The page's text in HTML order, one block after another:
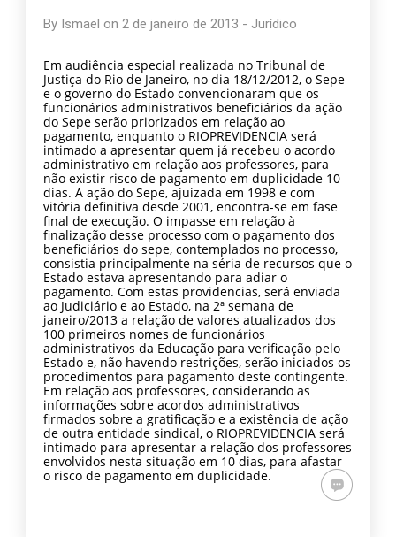
By Ismael on2 de janeiro de 2013 - Jurídico
Em audiência especial realizada no Tribunal de
Justiça do Rio de Janeiro, no dia 18/12/2012, o Sepe
e o governo do Estado convencionaram que os
funcionários administrativos beneficiários da ação
do Sepe serão priorizados em relação ao
pagamento, enquanto o RIOPREVIDENCIA será
intimado a apresentar quem já recebeu o acordo
administrativo em relação aos professores, para
não existir risco de pagamento em duplicidade 10
dias. A ação do Sepe, ajuizada em 1998 e com
vitória definitiva desde 2001, encontra-se em fase
final de execução. O impasse em relação à
finalização desse processo com o pagamento dos
beneficiários do sepe, contemplados no processo,
consistia principalmente na séria de recursos que o
Estado estava apresentando para adiar o
pagamento. Com estas providencias, será enviada
ao Judiciário e ao Estado, na 2ª semana de
janeiro/2013 a relação de valores atualizados dos
100 primeiros nomes de funcionários
administrativos da Educação para verificação pelo
Estado e, não havendo restrições, serão iniciados os
procedimentos para pagamento deste contingente.
Em relação aos professores, considerando as
informações sobre acordos administrativos
firmados sobre a gratificação e a existência de ação
de outra entidade sindical, o RIOPREVIDENCIA será
intimado para apresentar a relação dos professores
envolvidos nesta situação em 10 dias, para afastar
o risco de pagamento em duplicidade.